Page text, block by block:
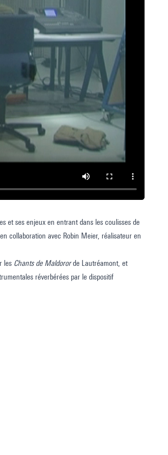
et ses enjeux en entrant dans les coulisses de
collaboration avec Robin Meier, réalisateur en
les Chants de Maldororde Lautréamont, et
réverbérées par le dispositif